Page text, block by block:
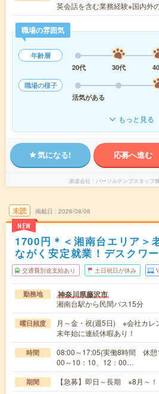
英会話を含む業務経験※国内外
職場の雰囲気
年齢層
20代
30代
職場の様子
活気がある
もっと見る
気になる! 応募へ進む
派遣会社 パーソルテンプスタッフ
未読
NEW
掲載日 2026/08/06
1700円＊＜湘南台エリア＞
ながく安定就業！デスクワ
交通費別途支給あり 土日祝日が休み
勤務地 神奈川県藤沢市
湘南台駅から民間バス15分
曜日頻度
月～金・祝(週5日) ※会社カレ
末年始に連続休暇あり！
時間
08:00～17:05(実働8時間 休憩
00～10：10、12：00…
期間 【急募】即日～長期 ※8月～！